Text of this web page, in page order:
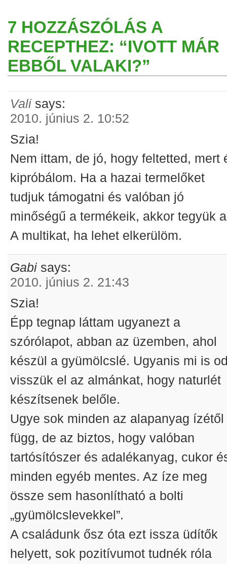
7 HOZZÁSZÓLÁS A
RECEPTHEZ: “IVOTT MÁR
EBBŐL VALAKI?”
Vali says:
2010. június 2. 10:52
Szia!
Nem ittam, de jó, hogy feltetted, mert
kipróbálom. Ha a hazai termelőket
tudjuk támogatni és valóban jó
minőségű a termékeik, akkor tegyük
A multikat, ha lehet elkerülöm.
Gabi says:
2010. június 2. 21:43
Szia!
Épp tegnap láttam ugyanezt a
szórólapot, abban az üzemben, ahol
készül a gyümölcslé. Ugyanis mi is
visszük el az almánkat, hogy naturlét
készítsenek belőle.
Ugye sok minden az alapanyag ízétől
függ, de az biztos, hogy valóban
tartósítószer és adalékanyag, cukor
minden egyéb mentes. Az íze meg
össze sem hasonlítható a bolti
„gyümölcslevekkel”.
A családunk ősz óta ezt issza üdítők
helyett, sok pozitívumot tudnék róla